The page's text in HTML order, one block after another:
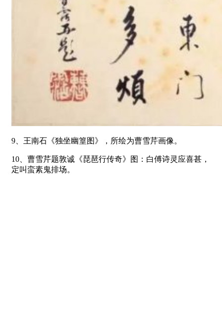
9、王南石《独坐幽篁图》，所绘为曹雪芹画像。
10、曹雪芹题敦诚《琵琶行传奇》图：白傅诗灵应喜甚，
定叫蛮素鬼排场。